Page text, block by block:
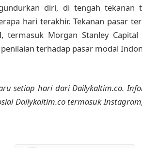
diri, di tengah tekanan
hari terakhir. Tekanan pasar
termasuk Morgan Stanley
terhadap pasar modal
setiap hari dari Dailykaltim.co.
Dailykaltim.co termasuk